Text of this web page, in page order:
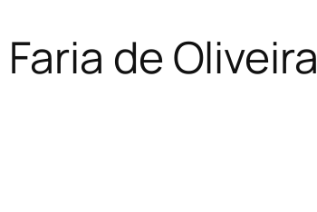
de Oliveira